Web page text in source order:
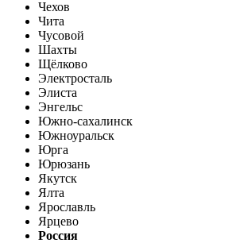
Чехов
Чита
Чусовой
Шахты
Щёлково
Электросталь
Элиста
Энгельс
Южно-сахалинск
Южноуральск
Юрга
Юрюзань
Якутск
Ялта
Ярославль
Ярцево
Россия